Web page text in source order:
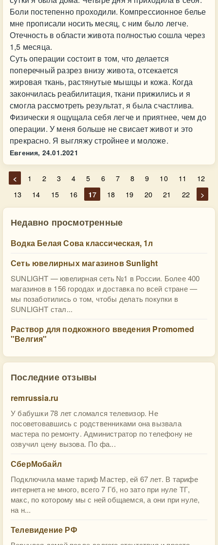
Боли постепенно проходили. Компрессионное белье
мне прописали носить месяц, с ним было легче.
Отечность в области живота полностью сошла через
1,5 месяца.
Суть операции состоит в том, что делается
поперечный разрез внизу живота, отсекается
жировая ткань, растянутые мышцы и кожа. Когда
закончилась реабилитация, ткани прижились и я
смогла рассмотреть результат, я была счастлива.
Физически я ощущала себя легче и приятнее, чем до
операции. У меня больше не свисает живот и это
прекрасно. Я выгляжу стройнее и моложе.
Евгения, 24.01.2021
< 1 2 3 4 5 6 7 8 9 10 11
12
13
14 15 16 17 18 19 20 21 22 >
Недавно просмотренные
Водка Белая Сова классическая, 1л
Сеть ювелирных магазинов Sunlight
SUNLIGHT — ювелирная сеть №1 в России. Более 400
магазинов в 156 городах и доставка по всей стране —
мы позаботились о том, чтобы делать покупки в
SUNLIGHT стал...
Раствор для подкожного введения Promomed
"Велгия"
Последние отзывы
remrussia.ru
У бабушки 78 лет сломался телевизор. Не
посоветовавшись с родственниками она вызвала
мастера по ремонту. Администратор по телефону не
озвучил цену вызова. По фа...
СберМобайл
Подключила маме тариф Мастер, ей 67 лет. В тарифе
интернета не много, всего 7 Гб, но зато при нуле ТГ,
макс, по которому мы с ней общаемся, а они при нуле,
на н...
Телевидение РФ